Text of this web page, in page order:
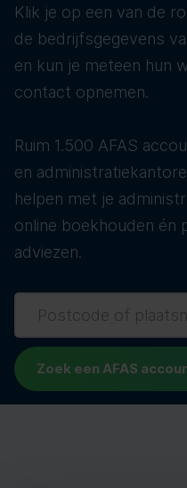
Klik je op een van de
de bedrijfsgegevens
en kun je meteen hun
contact opnemen.
Ruim 1.500 AFAS
en
helpen met je
online boekhouden én
adviezen.